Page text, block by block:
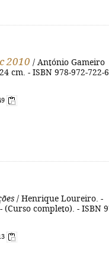
2010 / António Gameiro
cm. - ISBN 978-972-722-
/ Henrique Loureiro. -
(Curso completo). - ISBN